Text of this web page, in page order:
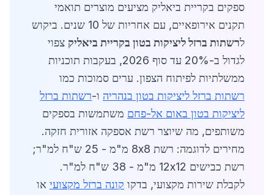
ספקים בקריית ביאליק מציעים מוצרים תואמי
תקנים אירופאיים, עם אחריות של 10 שנים. ביקוש
לרשתות ברזל ליציקות בטון בקריית ביאליק צפוי
לגדול ב-20% עד סוף 2026, בעקבות תוכניות
ממשלתיות לפיתוח הצפון. ערים סמוכות כמו
רשתות ברזל ליציקות בטון בנהריה ו-רשתות ברזל
ליציקות בטון באום אל-פחם משתמשות בספקים
משותפים, מה שיוצר רשת אספקה אזורית חזקה.
מחירים לדוגמה: רשת 8x8 מ"מ - 25 ש"ח למ"ר;
רשת כבישים 12x12 מ"מ - 38 ש"ח למ"ר.
לקבלת שירות מקצועי, בדקו קונה ברזל מקצועי או